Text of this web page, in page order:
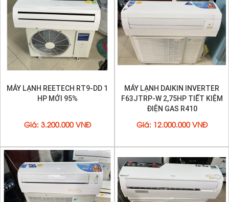
MÁY LẠNH REETECH RT9-DD 1
HP MỚI 95%
Giá : 3.200.000 VNĐ
MÁY LẠNH DAIKIN INVERTER
F63JTRP-W 2,75HP TIẾT KIỆM
ĐIỆN GAS R410
Giá : 12.000.000 VNĐ